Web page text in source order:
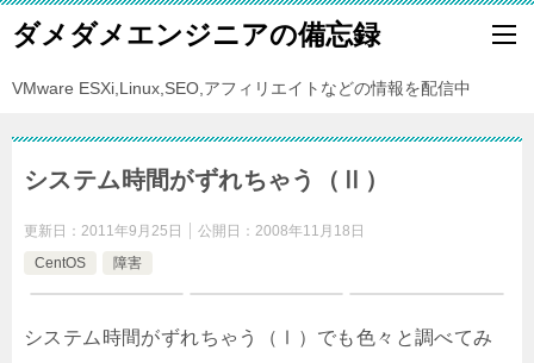
ダメダメエンジニアの備忘録
VMware ESXi,Linux,SEO,アフィリエイトなどの情報を配信中
システム時間がずれちゃう（Ⅱ）
更新日： 2011年9月25日 公開日： 2008年11月18日
CentOS
障害
システム時間がずれちゃう（Ⅰ）でも色々と調べてみ